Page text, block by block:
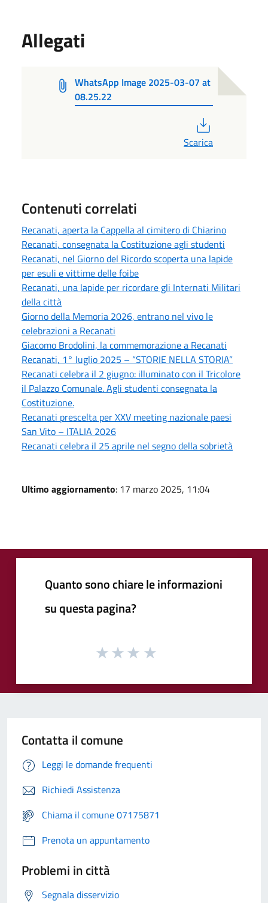
Allegati
WhatsApp Image 2025-03-07 at
08.25.22
Scarica
Contenuti correlati
Recanati, aperta la Cappella al cimitero di Chiarino
Recanati, consegnata la Costituzione agli studenti
Recanati, nel Giorno del Ricordo scoperta una lapide
per esuli e vittime delle foibe
Recanati, una lapide per ricordare gli Internati Militari
della città
Giorno della Memoria 2026, entrano nel vivo le
celebrazioni a Recanati
Giacomo Brodolini, la commemorazione a Recanati
Recanati, 1° luglio 2025 – “STORIE NELLA STORIA”
Recanati celebra il 2 giugno: illuminato con il Tricolore
il Palazzo Comunale. Agli studenti consegnata la
Costituzione.
Recanati prescelta per XXV meeting nazionale paesi
San Vito – ITALIA 2026
Recanati celebra il 25 aprile nel segno della sobrietà
Ultimo aggiornamento: 17 marzo 2025, 11:04
Quanto sono chiare le informazioni
su questa pagina?
Contatta il comune
Leggi le domande frequenti
Richiedi Assistenza
Chiama il comune 07175871
Prenota un appuntamento
Problemi in città
Segnala disservizio